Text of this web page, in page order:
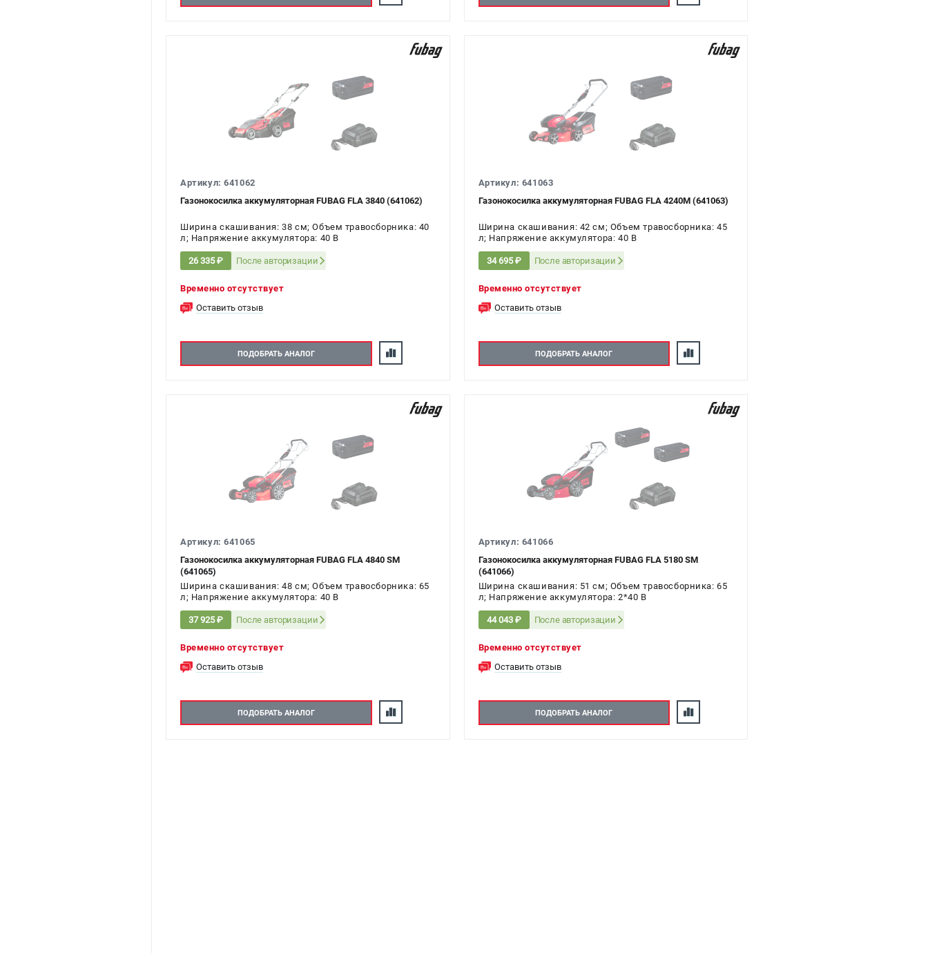
Артикул: 641062
Газонокосилка аккумуляторная FUBAG FLA 3840 (641062)
Ширина скашивания: 38 см; Объем травосборника: 40
л; Напряжение аккумулятора: 40 В
26 335 ₽ После авторизации
Временно отсутствует
Оставить отзыв
ПОДОБРАТЬ АНАЛОГ
Артикул: 641063
Газонокосилка аккумуляторная FUBAG FLA 4240M (641063)
Ширина скашивания: 42 см; Объем травосборника: 45
л; Напряжение аккумулятора: 40 В
34 695 ₽ После авторизации
Временно отсутствует
Оставить отзыв
ПОДОБРАТЬ АНАЛОГ
Артикул: 641065
Газонокосилка аккумуляторная FUBAG FLA 4840 SM
(641065)
Ширина скашивания: 48 см; Объем травосборника: 65
л; Напряжение аккумулятора: 40 В
37 925 ₽ После авторизации
Временно отсутствует
Оставить отзыв
ПОДОБРАТЬ АНАЛОГ
Артикул: 641066
Газонокосилка аккумуляторная FUBAG FLA 5180 SM
(641066)
Ширина скашивания: 51 см; Объем травосборника: 65
л; Напряжение аккумулятора: 2*40 В
44 043 ₽ После авторизации
Временно отсутствует
Оставить отзыв
ПОДОБРАТЬ АНАЛОГ